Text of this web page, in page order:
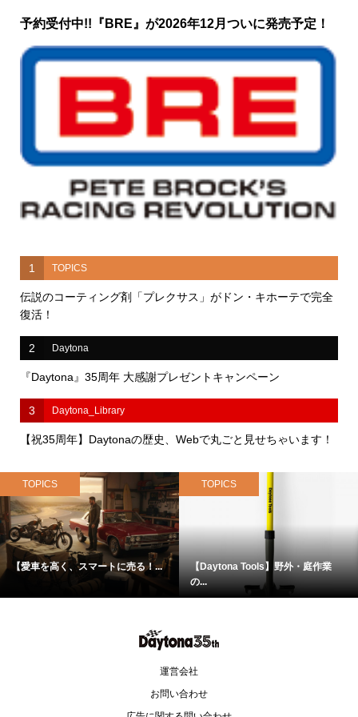
予約受付中!!『BRE』が2026年12月ついに発売予定！
1 TOPICS
伝説のコーティング剤「プレクサス」がドン・キホーテで完全
復活！
2 Daytona
『Daytona』35周年 大感謝プレゼントキャンペーン
3 Daytona_Library
【祝35周年】Daytonaの歴史、Webで丸ごと見せちゃいます！
TOPICS
【愛車を高く、スマートに売る！...
TOPICS
【Daytona Tools】野外・庭作業
の...
運営会社
お問い合わせ